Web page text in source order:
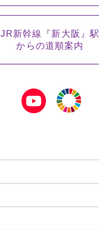
JR新幹線『新大阪』駅
からの道順案内